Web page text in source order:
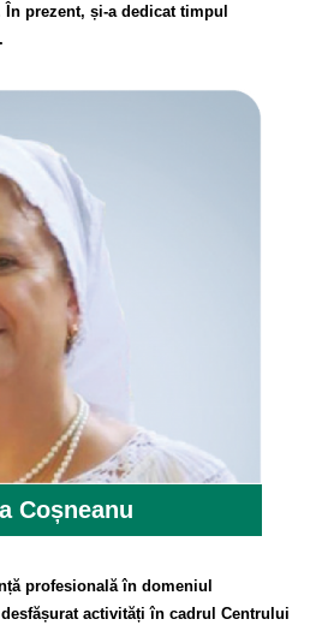
prezent, și-a dedicat timpul
Coșneanu
profesională în domeniul
activități în cadrul Centrului